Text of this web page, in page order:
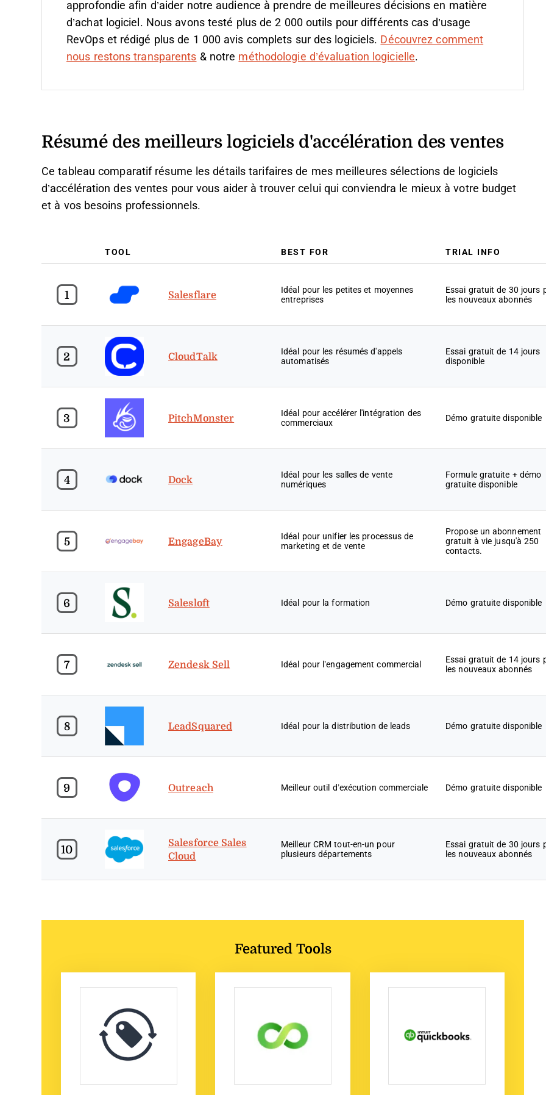
approfondie afin d’aider notre audience à prendre de meilleures décisions en matière
d’achat logiciel. Nous avons testé plus de 2 000 outils pour différents cas d’usage
RevOps et rédigé plus de 1 000 avis complets sur des logiciels. Découvrez comment
nous restons transparents & notre méthodologie d’évaluation logicielle.
Résumé des meilleurs logiciels d'accélération des ventes
Ce tableau comparatif résume les détails tarifaires de mes meilleures sélections de logiciels
d’accélération des ventes pour vous aider à trouver celui qui conviendra le mieux à votre budget
et à vos besoins professionnels.
TOOL BEST FOR TRIAL INFO
1 Salesflare
Idéal pour les petites et moyennes
entreprises
Essai gratuit de 30 jours
les nouveaux abonnés
2 CloudTalk
Idéal pour les résumés d'appels
automatisés
Essai gratuit de 14 jours
disponible
3 PitchMonster
Idéal pour accélérer l'intégration des
commerciaux
Démo gratuite disponible
4 Dock
Idéal pour les salles de vente
numériques
Formule gratuite + démo
gratuite disponible
5 EngageBay
Idéal pour unifier les processus de
marketing et de vente
Propose un abonnement
gratuit à vie jusqu'à 250
contacts.
6 Salesloft Idéal pour la formation Démo gratuite disponible
7 Zendesk Sell Idéal pour l’engagement commercial
Essai gratuit de 14 jours
les nouveaux abonnés
8 LeadSquared Idéal pour la distribution de leads Démo gratuite disponible
9 Outreach Meilleur outil d’exécution commerciale Démo gratuite disponible
10
Salesforce Sales
Cloud
Meilleur CRM tout-en-un pour
plusieurs départements
Essai gratuit de 30 jours
les nouveaux abonnés
Featured Tools